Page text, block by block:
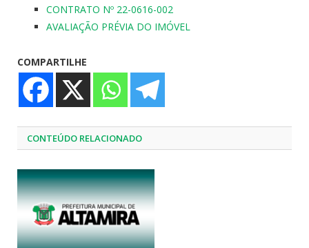
CONTRATO Nº 22-0616-002
AVALIAÇÃO PRÉVIA DO IMÓVEL
COMPARTILHE
CONTEÚDO RELACIONADO